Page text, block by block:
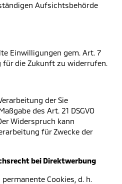
Aufsichtsbehörde
Einwilligungen gem. Art. 7
für die Zukunft zu widerrufen.
der Sie
des Art. 21 DSGVO
Widerspruch kann
für Zwecke der
bei Direktwerbung
Cookies, d. h.